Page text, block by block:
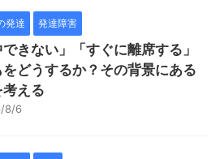
発達 発達障害
できない」「すぐに離席する」
どうするか？その背景にある
考える
8/6